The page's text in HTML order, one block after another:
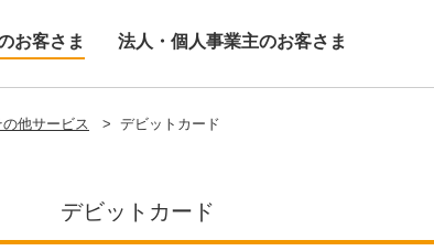
お客さま 法人・個人事業主のお客さま
他サービス > デビットカード
デビットカード